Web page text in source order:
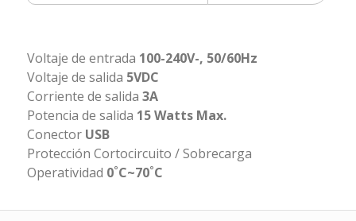
Voltaje de entrada 100-240V-, 50/60Hz
Voltaje de salida 5VDC
Corriente de salida 3A
Potencia de salida 15 Watts Max.
Conector USB
Protección Cortocircuito / Sobrecarga
Operatividad 0˚C~70˚C